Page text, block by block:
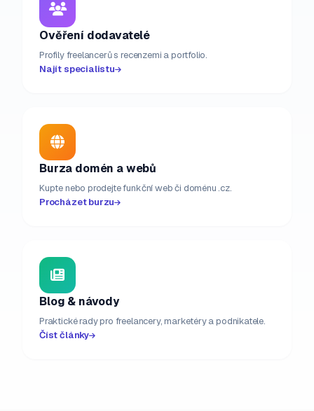
Ověření dodavatelé
Profily freelancerů s recenzemi a portfolio.
Najít specialistu
Burza domén a webů
Kupte nebo prodejte funkční web či doménu .cz.
Procházet burzu
Blog & návody
Praktické rady pro freelancery, marketéry a podnikatele.
Číst články